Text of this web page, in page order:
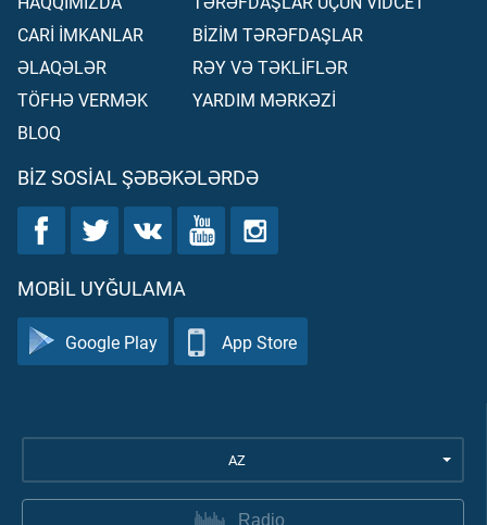
CARİ İMKANLAR
ƏLAQƏLƏR
TÖFHƏ VERMƏK
BLOQ
BİZİM TƏRƏFDAŞLAR
RƏY VƏ TƏKLİFLƏR
YARDIM MƏRKƏZİ
BIZ SOSIAL ŞƏBƏKƏLƏRDƏ
MOBIL UYĞULAMA
Google Play App Store
AZ
Radio